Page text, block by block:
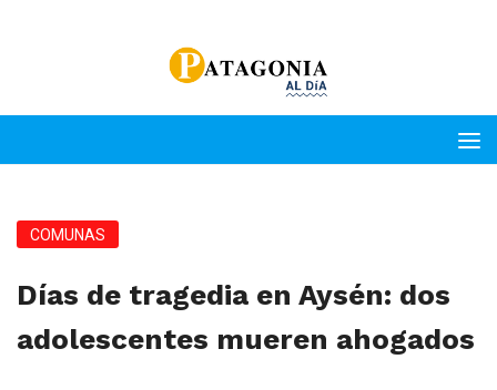
COMUNAS
Días de tragedia en Aysén: dos
adolescentes mueren ahogados